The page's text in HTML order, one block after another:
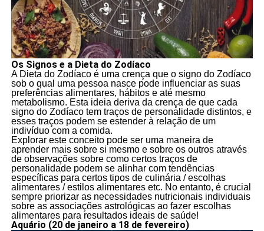
Os Signos e a Dieta do Zodíaco
A Dieta do Zodíaco é uma crença que o signo do Zodíaco
sob o qual uma pessoa nasce pode influenciar as suas
preferências alimentares, hábitos e até mesmo
metabolismo. Esta ideia deriva da crença de que cada
signo do Zodíaco tem traços de personalidade distintos, e
esses traços podem se estender à relação de um
indivíduo com a comida.
Explorar este conceito pode ser uma maneira de
aprender mais sobre si mesmo e sobre os outros através
de observações sobre como certos traços de
personalidade podem se alinhar com tendências
específicas para certos tipos de culinária / escolhas
alimentares / estilos alimentares etc. No entanto, é crucial
sempre priorizar as necessidades nutricionais individuais
sobre as associações astrológicas ao fazer escolhas
alimentares para resultados ideais de saúde!
Aquário (20 de janeiro a 18 de fevereiro)